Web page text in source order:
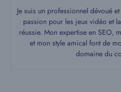
Je suis un professionnel dévoué
passion pour les jeux vidéo et
réussie. Mon expertise en SEO,
et mon style amical font de
domaine du